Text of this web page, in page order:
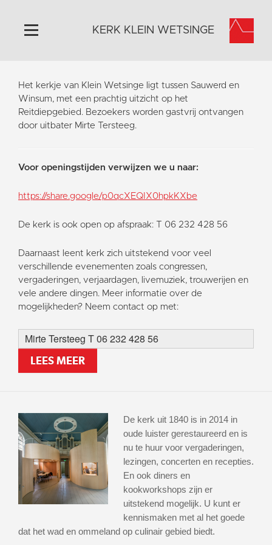
Home
Algemeen
Historie
Contact
Vaktaal
KERK KLEIN WETSINGE
Het kerkje van Klein Wetsinge ligt tussen Sauwerd en
Winsum, met een prachtig uitzicht op het
Reitdiepgebied. Bezoekers worden gastvrij ontvangen
door uitbater Mirte Tersteeg.
Voor openingstijden verwijzen we u naar:
https://share.google/p0qcXEQIX0hpkKXbe
De kerk is ook open op afspraak: T 06 232 428 56
Daarnaast leent kerk zich uitstekend voor veel
verschillende evenementen zoals congressen,
vergaderingen, verjaardagen, livemuziek, trouwerijen en
vele andere dingen. Meer informatie over de
mogelijkheden? Neem contact op met:
Mirte Tersteeg T 06 232 428 56
LEES MEER
De kerk uit 1840 is in 2014 in
oude luister gerestaureerd en is
nu te huur voor vergaderingen,
lezingen, concerten en recepties.
En ook diners en
kookworkshops zijn er
uitstekend mogelijk. U kunt er
kennismaken met al het goede
dat het wad en ommeland op culinair gebied biedt.